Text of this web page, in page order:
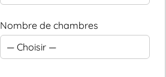
Nombre de chambres
— Choisir —